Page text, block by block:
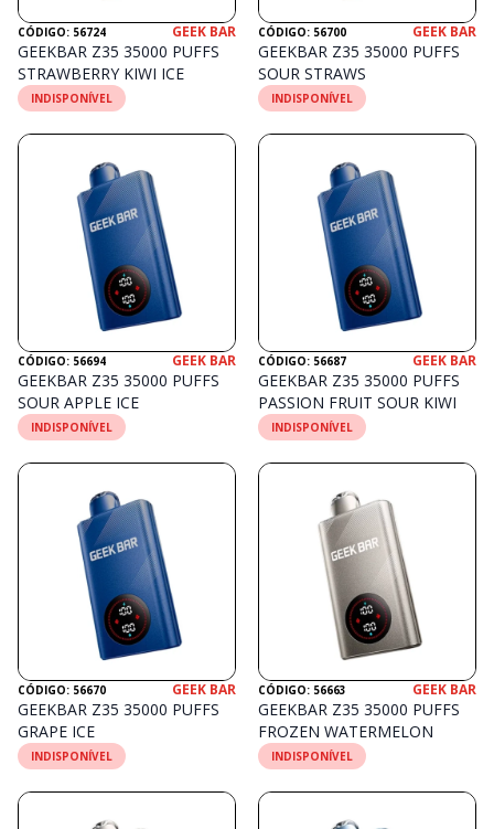
CÓDIGO: 56724 GEEK BAR
GEEKBAR Z35 35000 PUFFS
STRAWBERRY KIWI ICE
INDISPONÍVEL
CÓDIGO: 56700 GEEK BAR
GEEKBAR Z35 35000 PUFFS
SOUR STRAWS
INDISPONÍVEL
CÓDIGO: 56694 GEEK BAR
GEEKBAR Z35 35000 PUFFS
SOUR APPLE ICE
INDISPONÍVEL
CÓDIGO: 56687 GEEK BAR
GEEKBAR Z35 35000 PUFFS
PASSION FRUIT SOUR KIWI
INDISPONÍVEL
CÓDIGO: 56670 GEEK BAR
GEEKBAR Z35 35000 PUFFS
GRAPE ICE
INDISPONÍVEL
CÓDIGO: 56663 GEEK BAR
GEEKBAR Z35 35000 PUFFS
FROZEN WATERMELON
INDISPONÍVEL